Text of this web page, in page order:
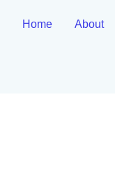
Home About